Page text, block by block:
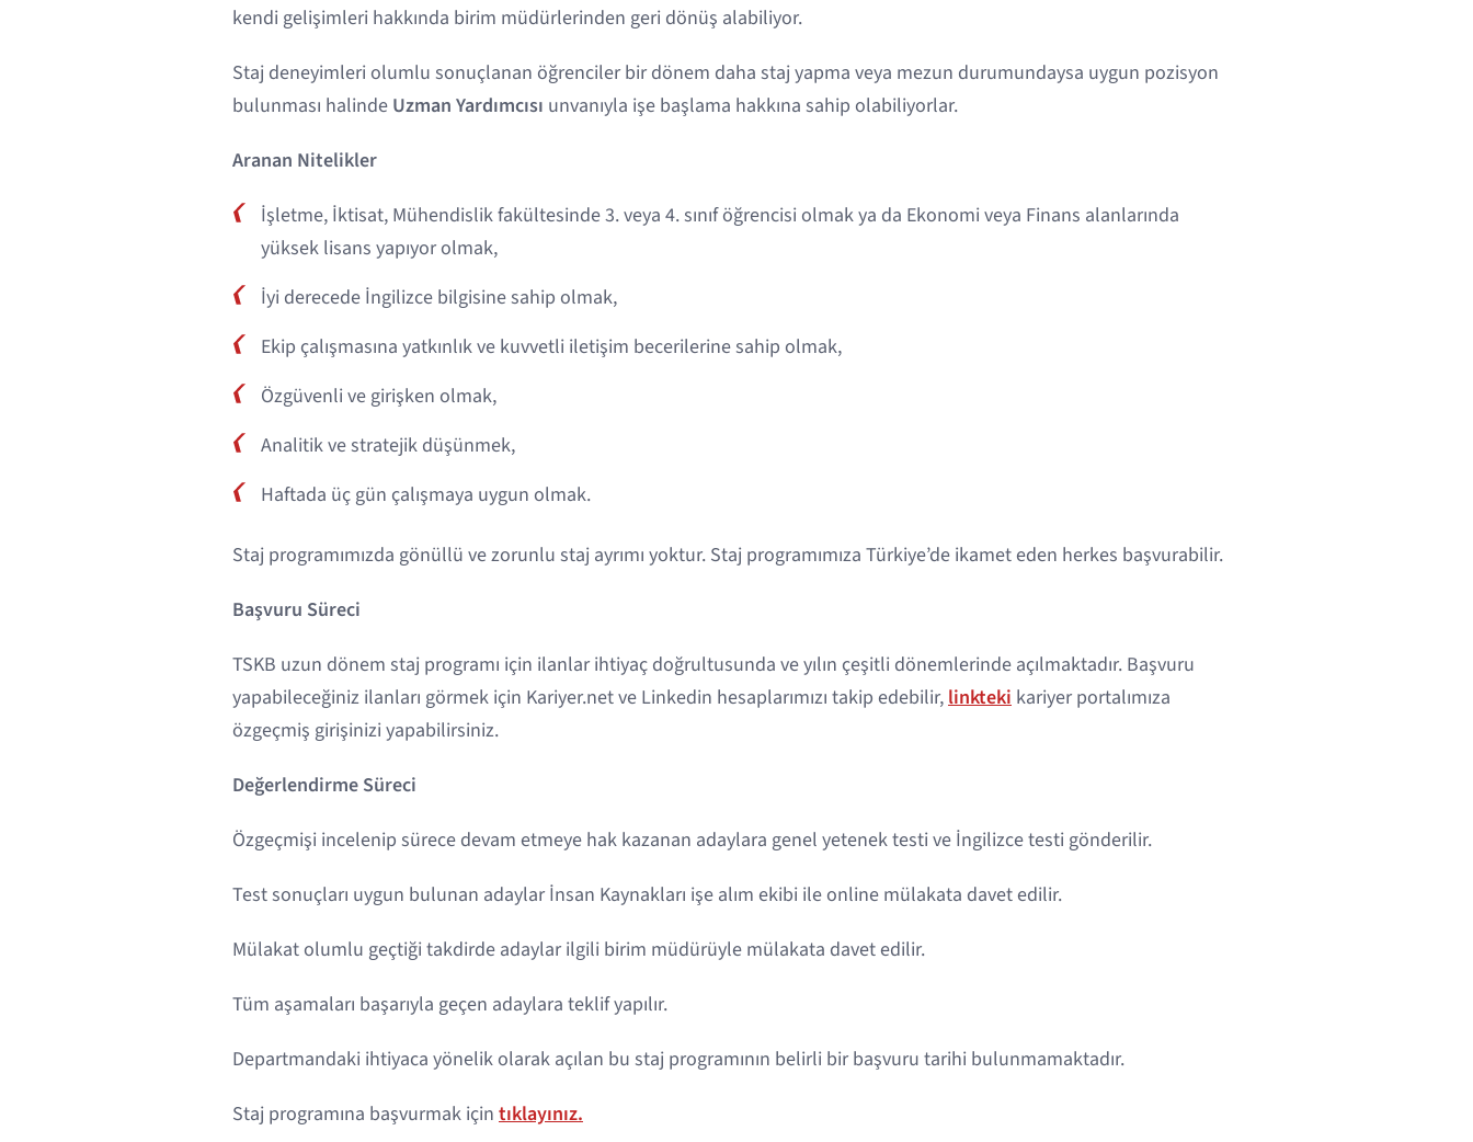
kendi gelişimleri hakkında birim müdürlerinden geri dönüş alabiliyor.
Staj deneyimleri olumlu sonuçlanan öğrenciler bir dönem daha staj yapma veya mezun durumundaysa uygun pozisyon
bulunması halinde Uzman Yardımcısı unvanıyla işe başlama hakkına sahip olabiliyorlar.
Aranan Nitelikler
İşletme, İktisat, Mühendislik fakültesinde 3. veya 4. sınıf öğrencisi olmak ya da Ekonomi veya Finans alanlarında
yüksek lisans yapıyor olmak,
İyi derecede İngilizce bilgisine sahip olmak,
Ekip çalışmasına yatkınlık ve kuvvetli iletişim becerilerine sahip olmak,
Özgüvenli ve girişken olmak,
Analitik ve stratejik düşünmek,
Haftada üç gün çalışmaya uygun olmak.
Staj programımızda gönüllü ve zorunlu staj ayrımı yoktur. Staj programımıza Türkiye’de ikamet eden herkes başvurabilir.
Başvuru Süreci
TSKB uzun dönem staj programı için ilanlar ihtiyaç doğrultusunda ve yılın çeşitli dönemlerinde açılmaktadır. Başvuru
yapabileceğiniz ilanları görmek için Kariyer.net ve Linkedin hesaplarımızı takip edebilir,linkteki kariyer portalımıza
özgeçmiş girişinizi yapabilirsiniz.
Değerlendirme Süreci
Özgeçmişi incelenip sürece devam etmeye hak kazanan adaylara genel yetenek testi ve İngilizce testi gönderilir.
Test sonuçları uygun bulunan adaylar İnsan Kaynakları işe alım ekibi ile online mülakata davet edilir.
Mülakat olumlu geçtiği takdirde adaylar ilgili birim müdürüyle mülakata davet edilir.
Tüm aşamaları başarıyla geçen adaylara teklif yapılır.
Departmandaki ihtiyaca yönelik olarak açılan bu staj programının belirli bir başvuru tarihi bulunmamaktadır.
Staj programına başvurmak için tıklayınız.